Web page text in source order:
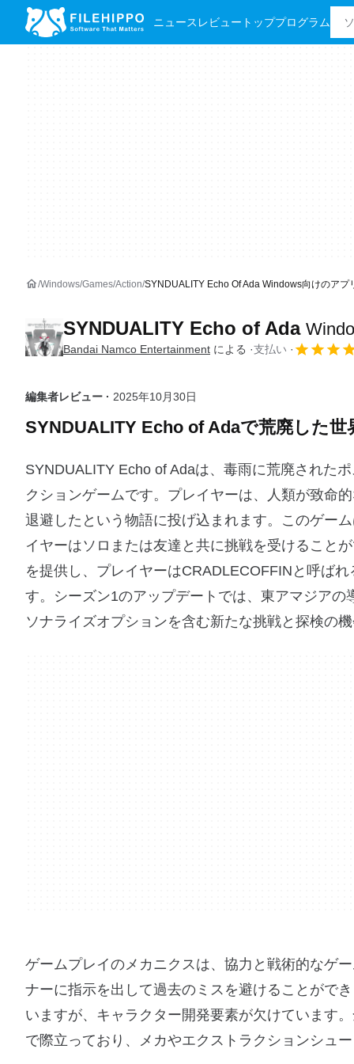
ニュース レビュー トッププログラム
Windows Games Action SYNDUALITY Echo Of Ada Windows向けのアプ
SYNDUALITY Echo of Ada
Bandai Namco Entertainment による 支払い
編集者レビュー · 2025年10月30日
SYNDUALITY Echo of Adaで荒廃した世
SYNDUALITY Echo of Adaは、毒雨に荒廃された
クションゲームです。プレイヤーは、人類が致命
退避したという物語に投げ込まれます。このゲー
イヤーはソロまたは友達と共に挑戦を受けること
を提供し、プレイヤーはCRADLECOFFINと呼ば
す。シーズン1のアップデートでは、東アマジア
ソナライズオプションを含む新たな挑戦と探検の
ゲームプレイのメカニクスは、協力と戦術的なゲ
ナーに指示を出して過去のミスを避けることがで
いますが、キャラクター開発要素が欠けています
で際立っており、メカやエクストラクションシュ